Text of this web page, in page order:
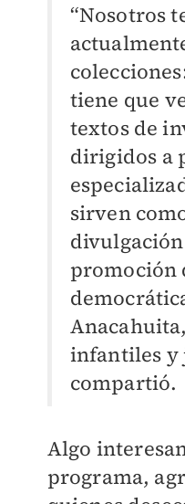
“Nosotros
tiene que
textos de
dirigidos a
sirven
promoción
infantiles y
compartió.
Algo
programa,